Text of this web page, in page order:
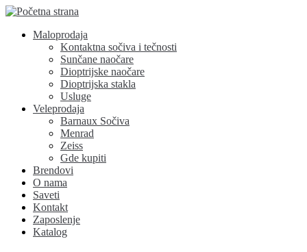
Maloprodaja
Kontaktna sočiva i tečnosti
Sunčane naočare
Dioptrijske naočare
Dioptrijska stakla
Usluge
Veleprodaja
Barnaux Sočiva
Menrad
Zeiss
Gde kupiti
Brendovi
O nama
Saveti
Kontakt
Zaposlenje
Katalog